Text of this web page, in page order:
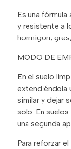
Es una
y resistente a
hormigon,
MODO DE
En el suelo
extendiéndola
similar y dejar
solo. En
una segunda
Para reforzar